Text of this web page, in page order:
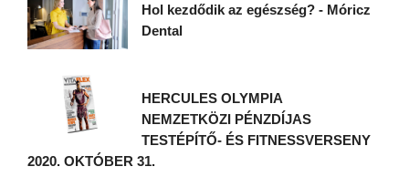
Hol kezdődik az egészség? - Móricz
Dental
HERCULES OLYMPIA
NEMZETKÖZI PÉNZDÍJAS
TESTÉPÍTŐ- ÉS FITNESSVERSENY
2020. OKTÓBER 31.